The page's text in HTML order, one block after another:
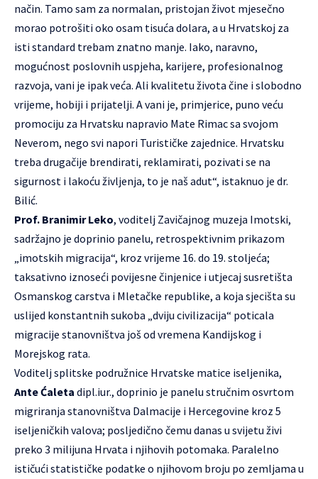
način. Tamo sam za normalan, pristojan život mjesečno
morao potrošiti oko osam tisuća dolara, a u Hrvatskoj za
isti standard trebam znatno manje. Iako, naravno,
mogućnost poslovnih uspjeha, karijere, profesionalnog
razvoja, vani je ipak veća. Ali kvalitetu života čine i slobodno
vrijeme, hobiji i prijatelji. A vani je, primjerice, puno veću
promociju za Hrvatsku napravio Mate Rimac sa svojom
Neverom, nego svi napori Turističke zajednice. Hrvatsku
treba drugačije brendirati, reklamirati, pozivati se na
sigurnost i lakoću življenja, to je naš adut“, istaknuo je dr.
Bilić.
Prof. Branimir Leko, voditelj Zavičajnog muzeja Imotski,
sadržajno je doprinio panelu, retrospektivnim prikazom
„imotskih migracija“, kroz vrijeme 16. do 19. stoljeća;
taksativno iznoseći povijesne činjenice i utjecaj susretišta
Osmanskog carstva i Mletačke republike, a koja sjecišta su
uslijed konstantnih sukoba „dviju civilizacija“ poticala
migracije stanovništva još od vremena Kandijskog i
Morejskog rata.
Voditelj splitske podružnice Hrvatske matice iseljenika,
Ante Ćaleta dipl.iur., doprinio je panelu stručnim osvrtom
migriranja stanovništva Dalmacije i Hercegovine kroz 5
iseljeničkih valova; posljedično čemu danas u svijetu živi
preko 3 milijuna Hrvata i njihovih potomaka. Paralelno
ističući statističke podatke o njihovom broju po zemljama u